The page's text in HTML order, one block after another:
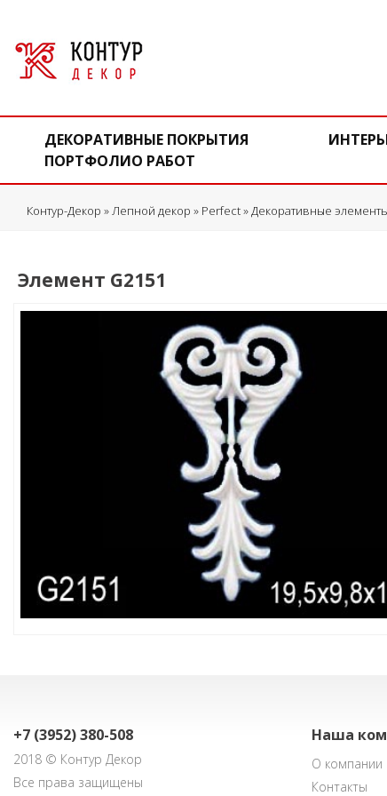
ДЕКОРАТИВНЫЕ ПОКРЫТИЯ
ПОРТФОЛИО РАБОТ
Контур-Декор »Лепной декор » Perfect»Декоративные элементы
Элемент G2151
+7 (3952) 380-508
2018 © Контур Декор
Все права защищены
Наша
О компании
Контакты